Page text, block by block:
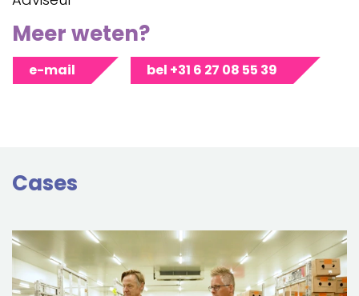
Meer weten?
e-mail bel +31 6 27 08 55 39
Cases